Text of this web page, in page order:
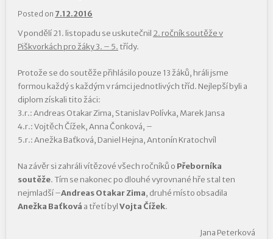
Posted on 7.12.2016
V pondělí 21. listopadu se uskutečnil 2. ročník soutěže v
Piškvorkách pro žáky 3. – 5. třídy.
Protože se do soutěže přihlásilo pouze 13 žáků, hráli jsme
formou každý s každým v rámci jednotlivých tříd. Nejlepší byli a
diplom získali tito žáci:
3.r.: Andreas Otakar Zima, Stanislav Polívka, Marek Jansa
4.r.: Vojtěch Čížek, Anna Čonková, –
5.r.: Anežka Baťková, Daniel Hejna, Antonín Kratochvíl
Na závěr si zahráli vítězové všech ročníků o Přeborníka
soutěže. Tím se nakonec po dlouhé vyrovnané hře stal ten
nejmladší –Andreas Otakar Zima, druhé místo obsadila
Anežka Baťková a třetí bylVojta Čížek.
Jana Peterková